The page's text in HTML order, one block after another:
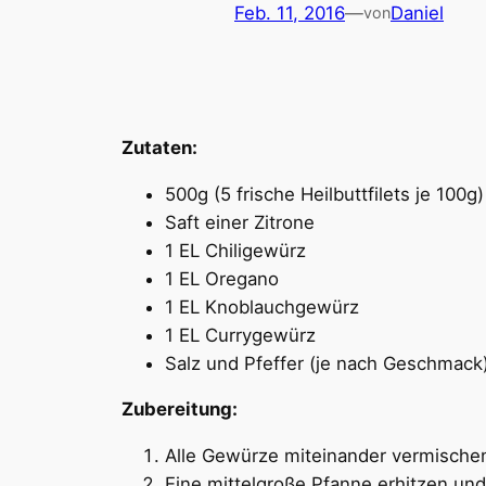
Feb. 11, 2016—vonDaniel
Zutaten:
500g (5 frische Heilbuttfilets je 100g)
Saft einer Zitrone
1 EL Chiligewürz
1 EL Oregano
1 EL Knoblauchgewürz
1 EL Currygewürz
Salz und Pfeffer (je nach
Zubereitung:
Alle Gewürze miteinander